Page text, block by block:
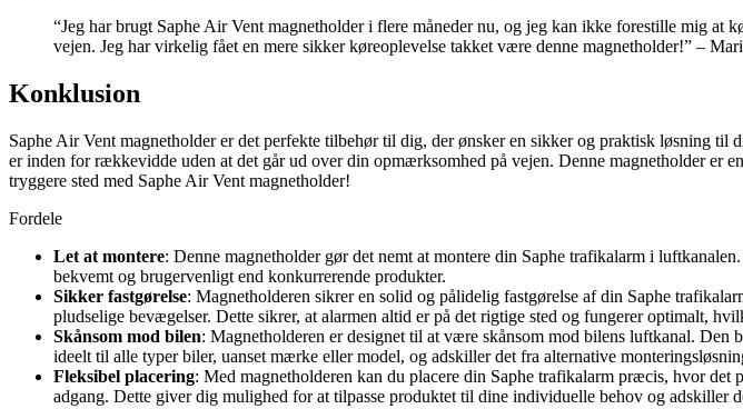
“Jeg har brugt Saphe Air Vent magnetholder i flere måneder nu, og jeg kan ikke forestille mig
vejen. Jeg har virkelig fået en mere sikker køreoplevelse takket være denne magnetholder!” –
Konklusion
Saphe Air Vent magnetholder er det perfekte tilbehør til dig, der ønsker en sikker og praktisk løsning
er inden for rækkevidde uden at det går ud over din opmærksomhed på vejen. Denne magnetholder er
tryggere sted med Saphe Air Vent magnetholder!
Fordele
Let at montere: Denne magnetholder gør det nemt at montere din Saphe trafikalarm i
bekvemt og brugervenligt end konkurrerende produkter.
Sikker fastgørelse: Magnetholderen sikrer en solid og pålidelig fastgørelse af din Saphe
pludselige bevægelser. Dette sikrer, at alarmen altid er på det rigtige sted og fungerer optimalt,
Skånsom mod bilen: Magnetholderen er designet til at være skånsom mod bilens luftkanal.
ideelt til alle typer biler, uanset mærke eller model, og adskiller det fra alternative
Fleksibel placering: Med magnetholderen kan du placere din Saphe trafikalarm præcis, hvor
adgang. Dette giver dig mulighed for at tilpasse produktet til dine individuelle behov og adskiller